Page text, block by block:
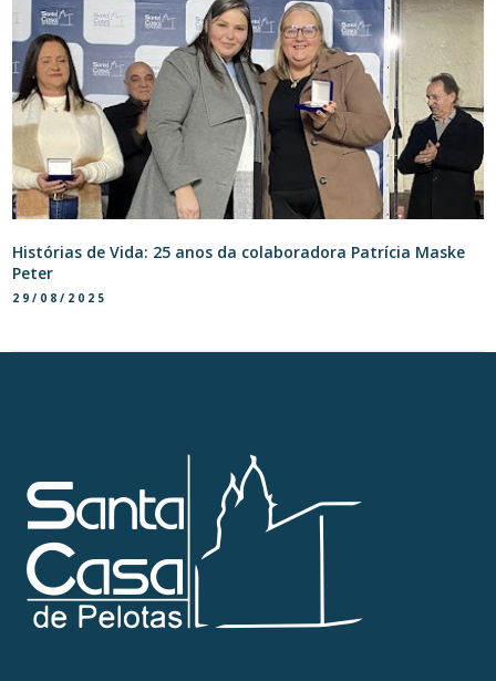
Histórias de Vida: 25 anos da colaboradora Patrícia Maske
Peter
29/08/2025